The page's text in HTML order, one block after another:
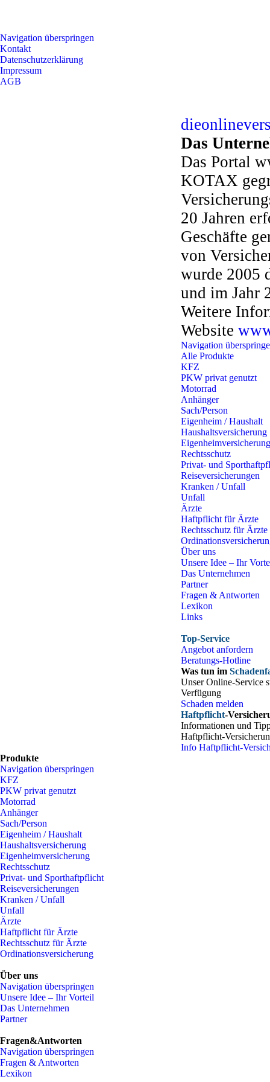
Navigation überspringen
Kontakt
Datenschutzerklärung
Impressum
AGB
Das
Das Portal
KOTAX
20 Jahren
Geschäfte
von
wurde 2005
und im Jahr
Weitere
Website
Navigation
Alle Produkte
KFZ
PKW privat genutzt
Motorrad
Anhänger
Sach/Person
Eigenheim / Haushalt
Haushaltsversicherung
Eigenheimversicherung
Rechtsschutz
Privat- und
Reiseversicherungen
Kranken / Unfall
Unfall
Ärzte
Haftpflicht für Ärzte
Rechtsschutz für Ärzte
Über uns
Unsere Idee – Ihr
Das Unternehmen
Partner
Fragen & Antworten
Lexikon
Links
Top-Service
Angebot anfordern
Beratungs-Hotline
Was tun im
Unser Online-Service
Verfügung
Schaden melden
Haftpflicht-
Informationen und
Haftpflicht-
Info Haftpflicht-
Produkte
Navigation überspringen
KFZ
PKW privat genutzt
Motorrad
Anhänger
Sach/Person
Eigenheim / Haushalt
Haushaltsversicherung
Eigenheimversicherung
Rechtsschutz
Privat- und Sporthaftpflicht
Reiseversicherungen
Kranken / Unfall
Unfall
Ärzte
Haftpflicht für Ärzte
Rechtsschutz für Ärzte
Ordinationsversicherung
Über uns
Navigation überspringen
Unsere Idee – Ihr Vorteil
Das Unternehmen
Partner
Fragen&Antworten
Navigation überspringen
Fragen & Antworten
Lexikon